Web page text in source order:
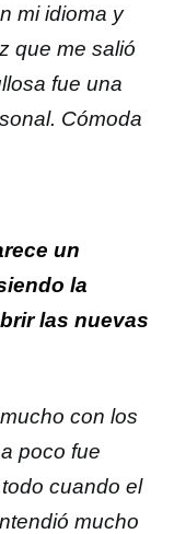
mi idioma y
que me salió
fue una
Cómoda
un
la
las nuevas
con los
poco fue
cuando el
mucho